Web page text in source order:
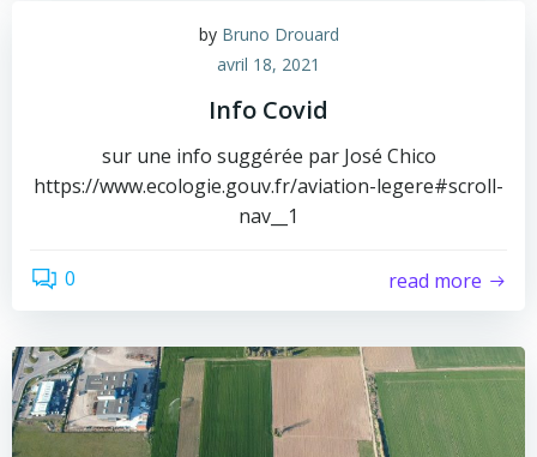
by Bruno Drouard
avril 18, 2021
Info Covid
sur une info suggérée par José Chico
https://www.ecologie.gouv.fr/aviation-legere#scroll-
nav__1
0 read more